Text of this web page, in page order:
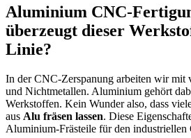
Aluminium CNC-
überzeugt dieser
Linie?
In der CNC-Zerspanung arbeiten wir mit
und Nichtmetallen. Aluminium gehört
Werkstoffen. Kein Wunder also, dass
aus Alu fräsen lassen. Diese
Aluminium-Frästeile für den industriellen